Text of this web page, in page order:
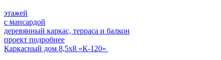
этажей
с мансардой
деревянный каркас, терраса и балкон
проект подробнее
Каркасный дом 8,5х8 «К-120»